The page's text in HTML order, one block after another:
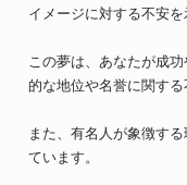
イメージに対する不安を
この夢は、あなたが成
的な地位や名誉に関する
また、有名人が象徴す
ています。